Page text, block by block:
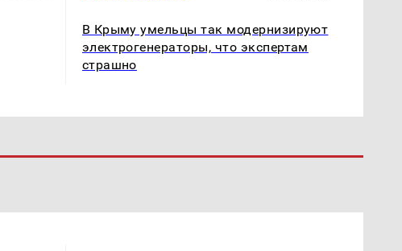
В Крыму умельцы так модернизируют
электрогенераторы, что экспертам
страшно